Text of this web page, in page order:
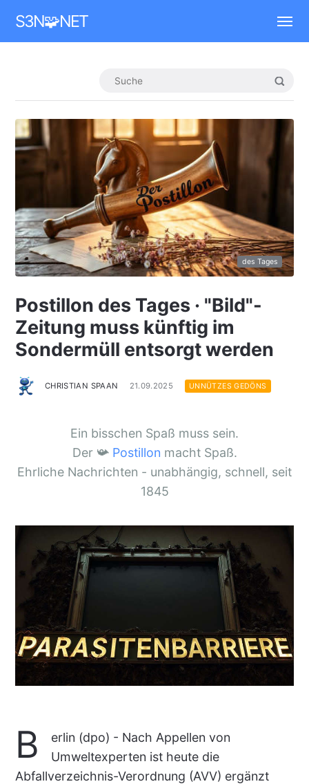
S3N🧩NET
des Tages
Postillon des Tages · "Bild"-
Zeitung muss künftig im
Sondermüll entsorgt werden
CHRISTIAN SPAAN 21.09.2025 UNNÜTZES GEDÖNS
Ein bisschen Spaß muss sein.
Der 📯 Postillon macht Spaß.
Ehrliche Nachrichten - unabhängig, schnell, seit
1845
B
erlin (dpo) - Nach Appellen von
Umweltexperten ist heute die
Abfallverzeichnis-Verordnung (AVV) ergänzt